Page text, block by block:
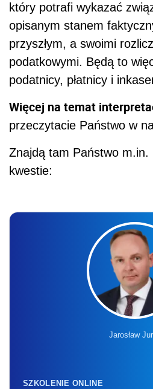
który potrafi wykazać
opisanym stanem
przyszłym, a swoimi
podatkowymi. Będą to
podatnicy, płatnicy i
Więcej na temat
przeczytacie Państwo w
Znajdą tam Państwo m.in.
kwestie:
Jarosław
SZKOLENIE ONLINE